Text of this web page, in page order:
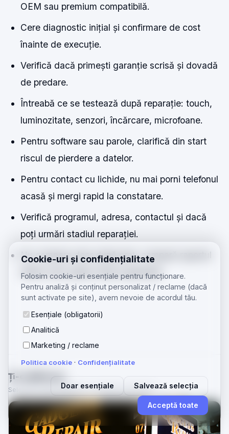
Cookie-uri și confidențialitate
Folosim cookie-uri esențiale pentru funcționare.
Pentru analiză și conținut personalizat / reclame (dacă
sunt activate pe site), avem nevoie de acordul tău.
Esențiale (obligatorii)
Analitică
Marketing / reclame
Politica cookie · Confidențialitate
Doar esențiale Salvează selecția
Acceptă toate
OEM sau premium compatibilă.
Cere diagnostic inițial și confirmare de cost
înainte de execuție.
Verifică dacă primești garanție scrisă și dovadă
de predare.
Întreabă ce se testează după reparație: touch,
luminozitate, senzori, încărcare, microfoane.
Pentru software sau parole, clarifică din start
riscul de pierdere a datelor.
Pentru contact cu lichide, nu mai porni telefonul
acasă și mergi rapid la constatare.
Verifică programul, adresa, contactul și dacă
poți urmări stadiul reparației.
Nu compara doar după preț; compară raportul
dintre cost, piesă, timp și garanție.
Ți-ar plăcea și
Selectate după categorie și subiecte apropiate.
REPARAȚII TELEFOANE